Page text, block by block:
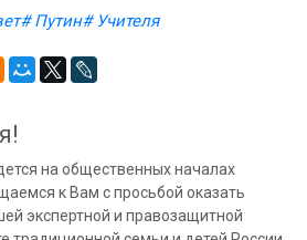
# Путин# Учителя
на общественных началах
к Вам с просьбой оказать
экспертной и правозащитной